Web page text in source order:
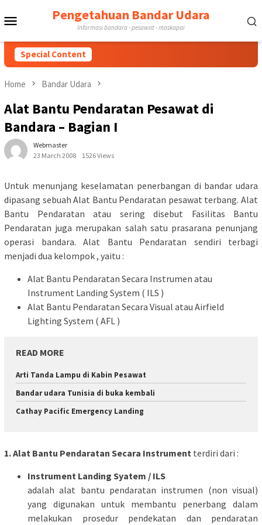
to
MobilePengetahuan Bandar Udara
Informasi bandara - pesawat - maskapai
Special Content
Home Bandar Udara
Alat Bantu Pendaratan Pesawat di
Bandara – Bagian I
Webmaster
23 March 2008
1526 Views
Untuk menunjang keselamatan penerbangan di bandar udara
dipasang sebuah Alat Bantu Pendaratan pesawat terbang. Alat
Bantu Pendaratan atau sering disebut Fasilitas Bantu
Pendaratan juga merupakan salah satu prasarana penunjang
operasi bandara. Alat Bantu Pendaratan sendiri terbagi
menjadi dua kelompok , yaitu :
Alat Bantu Pendaratan Secara Instrumen atau
Instrument Landing System ( ILS )
Alat Bantu Pendaratan Secara Visual atau Airfield
Lighting System ( AFL )
READ MORE
Arti Tanda Lampu di Kabin Pesawat
Bandar udara Tunisia di buka kembali
Cathay Pacific Emergency Landing
1. Alat Bantu Pendaratan Secara Instrument terdiri dari :
Instrument Landing Syatem / ILS
adalah alat bantu pendaratan instrumen (non visual)
yang digunakan untuk membantu penerbang dalam
melakukan prosedur pendekatan dan pendaratan